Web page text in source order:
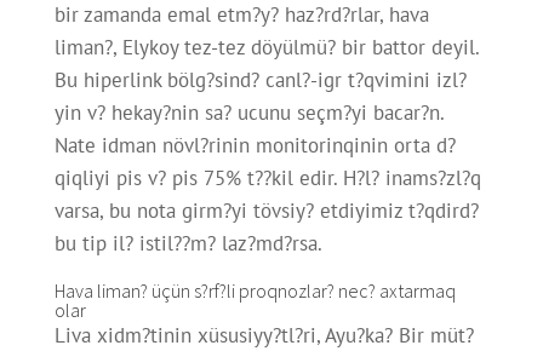
bir zamanda emal etm?y? haz?rd?rlar, hava
liman?, Elykoy tez-tez döyülmü? bir battor deyil.
Bu hiperlink bölg?sind? canl?-igr t?qvimini izl?
yin v? hekay?nin sa? ucunu seçm?yi bacar?n.
Nate idman növl?rinin monitorinqinin orta d?
qiqliyi pis v? pis 75% t??kil edir. H?l? inams?zl?q
varsa, bu nota girm?yi tövsiy? etdiyimiz t?qdird?
bu tip il? istil??m? laz?md?rsa.
Hava liman? üçün s?rf?li proqnozlar? nec? axtarmaq
olar
Liva xidm?tinin xüsusiyy?tl?ri, Ayu?ka? Bir müt?